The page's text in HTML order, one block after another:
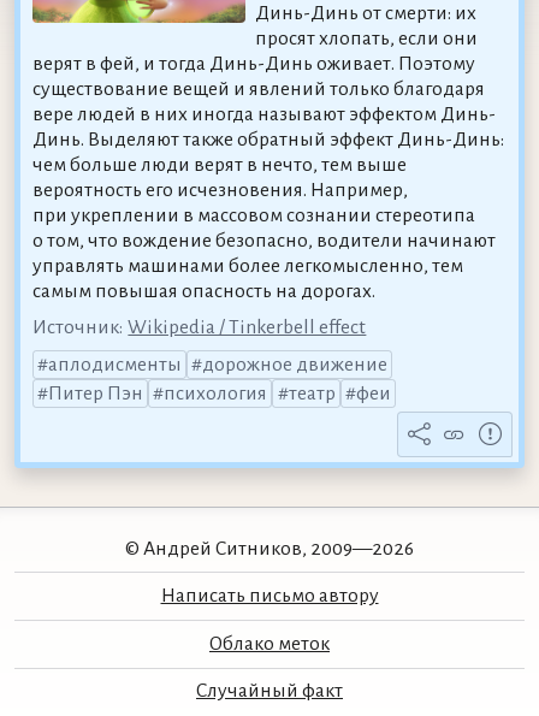
Динь-Динь от смерти: их
просят хлопать, если они
верят в фей, и тогда Динь-Динь оживает. Поэтому
существование вещей и явлений только благодаря
вере людей в них иногда называют эффектом Динь-
Динь. Выделяют также обратный эффект Динь-Динь:
чем больше люди верят в нечто, тем выше
вероятность его исчезновения. Например,
при укреплении в массовом сознании стереотипа
о том, что вождение безопасно, водители начинают
управлять машинами более легкомысленно, тем
самым повышая опасность на дорогах.
Источник: Wikipedia / Tinkerbell effect
аплодисменты
дорожное движение
Питер Пэн
психология театр феи
© Андрей Ситников, 2009—2026
Написать письмо автору
Облако меток
Случайный факт